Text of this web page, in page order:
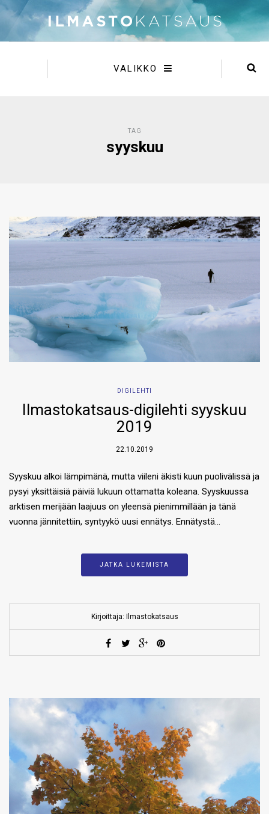
VALIKKO
TAG
syyskuu
DIGILEHTI
Ilmastokatsaus-digilehti syyskuu
2019
22.10.2019
Syyskuu alkoi lämpimänä, mutta viileni äkisti kuun puolivälissä ja
pysyi yksittäisiä päiviä lukuun ottamatta koleana. Syyskuussa
arktisen merijään laajuus on yleensä pienimmillään ja tänä
vuonna jännitettiin, syntyykö uusi ennätys. Ennätystä…
JATKA LUKEMISTA
Kirjoittaja: Ilmastokatsaus